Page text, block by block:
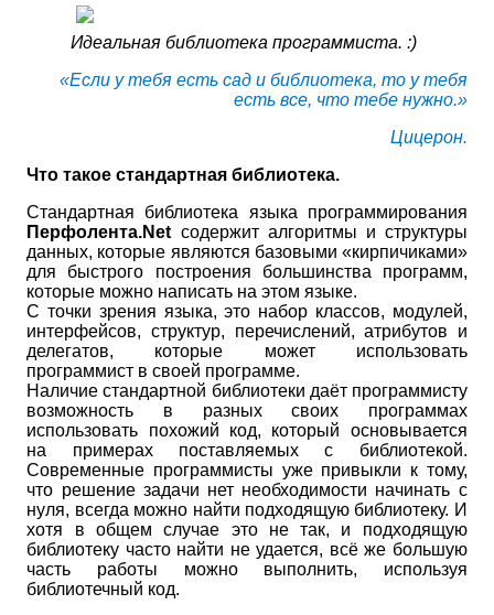
Идеальная библиотека программиста. :)
«Если у тебя есть сад и библиотека, то у тебя
есть все, что тебе нужно.»
Цицерон.
Что такое стандартная библиотека.
Стандартная библиотека языка программирования
Перфолента.Net содержит алгоритмы и структуры
данных, которые являются базовыми «кирпичиками»
для быстрого построения большинства программ,
которые можно написать на этом языке.
С точки зрения языка, это набор классов, модулей,
интерфейсов, структур, перечислений, атрибутов и
делегатов, которые может использовать
программист в своей программе.
Наличие стандартной библиотеки даёт программисту
возможность в разных своих программах
использовать похожий код, который основывается
на примерах поставляемых с библиотекой.
Современные программисты уже привыкли к тому,
что решение задачи нет необходимости начинать с
нуля, всегда можно найти подходящую библиотеку. И
хотя в общем случае это не так, и подходящую
библиотеку часто найти не удается, всё же большую
часть работы можно выполнить, используя
библиотечный код.